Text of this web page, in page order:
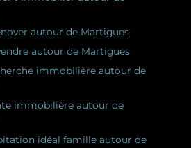
autour de Martigues
autour de Martigues
immobilière autour de
immobilière autour de
idéal famille autour de